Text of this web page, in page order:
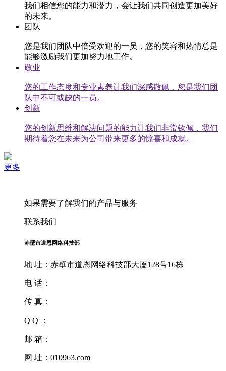
我们相信您的能力和潜力，会让我们共同创造更加美好
的未来。
团队
您是我们团队中倍受欢迎的一员，您的笑容和热情总是
能够激励我们更加努力地工作。
敬业
您的工作态度和专业素养让我们深感敬佩，您是我们团
队中不可或缺的一员。
创新
您的创新思维和解决问题的能力让我们非常钦佩，我们
期待着您在未来为公司带来更多的惊喜和成就。
更多
如果需要了解我们的产品与服务
联系我们
赤壁市道恩网络科技部
地 址：赤壁市道恩网络科技部大厦128号16栋
电 话：
传 真：
Q Q ：
邮 箱：
网 址：010963.com